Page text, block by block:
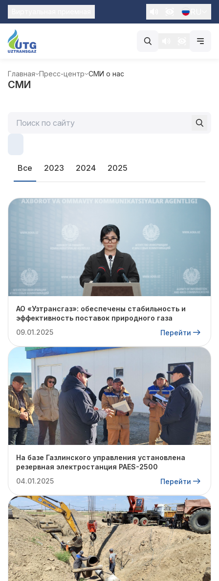
Главная Пресс-центр СМИ о нас
СМИ
Все 2023 2024 2025
АО «Узтрансгаз»: обеспечены стабильность и
эффективность поставок природного газа
09.01.2025
Перейти
На базе Газлинского управления установлена
резервная электростанция PAES-2500
04.01.2025
Перейти